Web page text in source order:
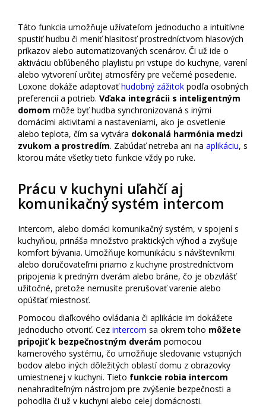
Táto funkcia umožňuje užívateľom jednoducho a intuitívne
spustiť hudbu či meniť hlasitosť prostredníctvom hlasových
príkazov alebo automatizovaných scenárov. Či už ide o
aktiváciu obľúbeného playlistu pri vstupe do kuchyne, varení
alebo vytvorení určitej atmosféry pre večerné posedenie.
Loxone dokáže adaptovaťhudobný zážitok podľa osobných
preferencií a potrieb. Vďaka integrácii s inteligentným
domom môže byť hudba synchronizovaná s inými
domácimi aktivitami a nastaveniami, ako je osvetlenie
alebo teplota, čím sa vytvára dokonalá harmónia medzi
zvukom a prostredím. Zabúdať netreba ani na aplikáciu, s
ktorou máte všetky tieto funkcie vždy po ruke.
Prácu v kuchyni uľahčí aj
komunikačný systém intercom
Intercom, alebo domáci komunikačný systém, v spojení s
kuchyňou, prináša množstvo praktických výhod a zvyšuje
komfort bývania. Umožňuje komunikáciu s návštevníkmi
alebo doručovateľmi priamo z kuchyne prostredníctvom
pripojenia k predným dverám alebo bráne, čo je obzvlášť
užitočné, pretože nemusíte prerušovať varenie alebo
opúšťať miestnosť.
Pomocou diaľkového ovládania či aplikácie im dokážete
jednoducho otvoriť. Cez intercom sa okrem toho môžete
pripojiť k bezpečnostným dverám pomocou
kamerového systému, čo umožňuje sledovanie vstupných
bodov alebo iných dôležitých oblastí domu z obrazovky
umiestnenej v kuchyni. Tieto funkcie robia intercom
nenahraditeľným nástrojom pre zvýšenie bezpečnosti a
pohodlia či už v kuchyni alebo celej domácnosti.